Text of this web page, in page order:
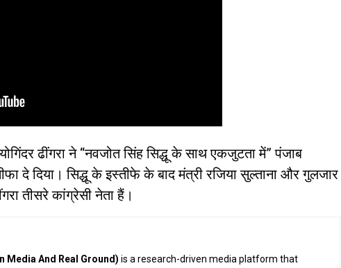
ढींगरा ने “नवजोत सिंह सिद्धू के साथ एकजुटता में” पंजाब
दे दिया। सिद्धू के इस्तीफे के बाद मंत्री रजिया सुल्ताना और गुलजार
तीसरे कांग्रेसी नेता हैं।
Media And Real Ground) is a research-driven media platform that